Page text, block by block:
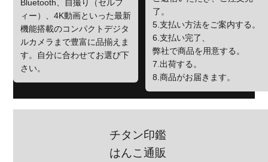
Bluetooth、自撮り（セルフ
ィー）、4K動画といった最新
機能搭載のコンパクトデジタ
ルカメラまで豊富に品揃えま
す。自分に合わせてお選び下
さい。
了。
5.支払い方法をご案内する。
6.支払い完了、
弊社で商品を用意する。
7.出荷する。
8.商品がお届きます。
チタン印鑑
はんこ通販